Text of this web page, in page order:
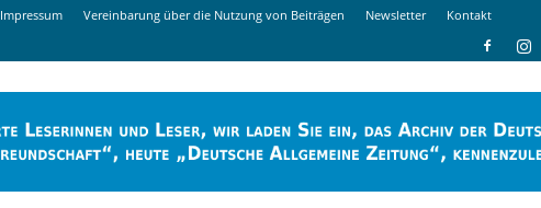
Impressum Vereinbarung über die Nutzung von Beiträgen Newsletter Kontakt